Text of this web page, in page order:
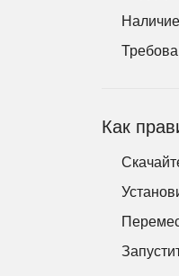
Как